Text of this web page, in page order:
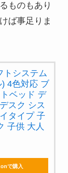
ものもあり
ば事足りま
トシステム
4色対応 ブ
ベッド デ
スク シス
タイプ 子
子供 大人
で購入